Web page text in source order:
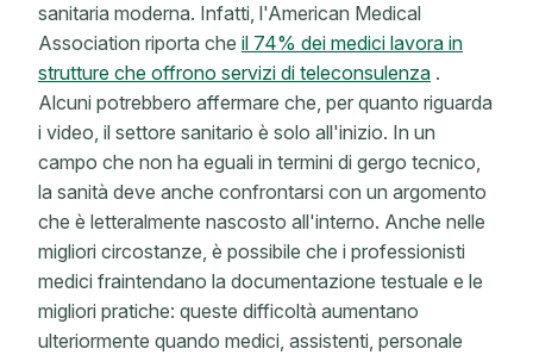
sanitaria moderna. Infatti, l'American Medical
Association riporta che il 74% dei medici lavora in
strutture che offrono servizi di teleconsulenza .
Alcuni potrebbero affermare che, per quanto riguarda
i video, il settore sanitario è solo all'inizio. In un
campo che non ha eguali in termini di gergo tecnico,
la sanità deve anche confrontarsi con un argomento
che è letteralmente nascosto all'interno. Anche nelle
migliori circostanze, è possibile che i professionisti
medici fraintendano la documentazione testuale e le
migliori pratiche: queste difficoltà aumentano
ulteriormente quando medici, assistenti, personale